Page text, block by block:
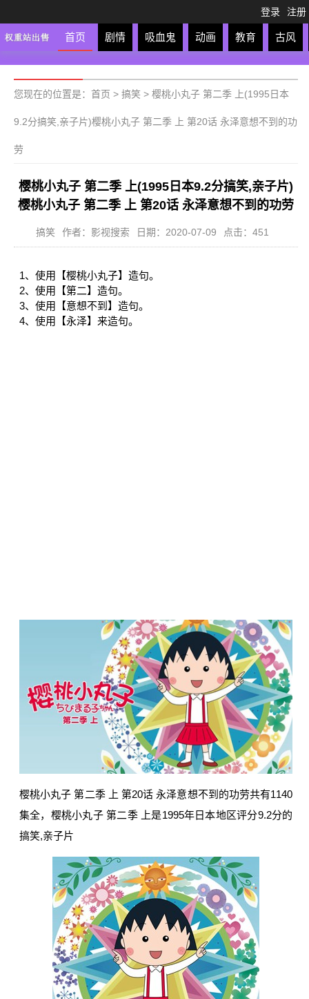
登录 注册
首页 剧情 吸血鬼 动画 教育 古风
轻松 校园 科幻 亲子 格斗 运动 恋爱 竞
您现在的位置是： 首页 > 搞笑 > 樱桃小丸子 第二季 上(1995日本
9.2分搞笑,亲子片)樱桃小丸子 第二季 上 第20话 永泽意想不到的功
劳
樱桃小丸子 第二季 上(1995日本9.2分搞笑,亲子片)
樱桃小丸子 第二季 上 第20话 永泽意想不到的功劳
搞笑 作者：影视搜索 日期：2020-07-09 点击：451
1、使用【樱桃小丸子】造句。
2、使用【第二】造句。
3、使用【意想不到】造句。
4、使用【永泽】来造句。
樱桃小丸子 第二季 上 第20话 永泽意想不到的功劳共有1140
集全，樱桃小丸子 第二季 上是1995年日本地区评分9.2分的
搞笑,亲子片